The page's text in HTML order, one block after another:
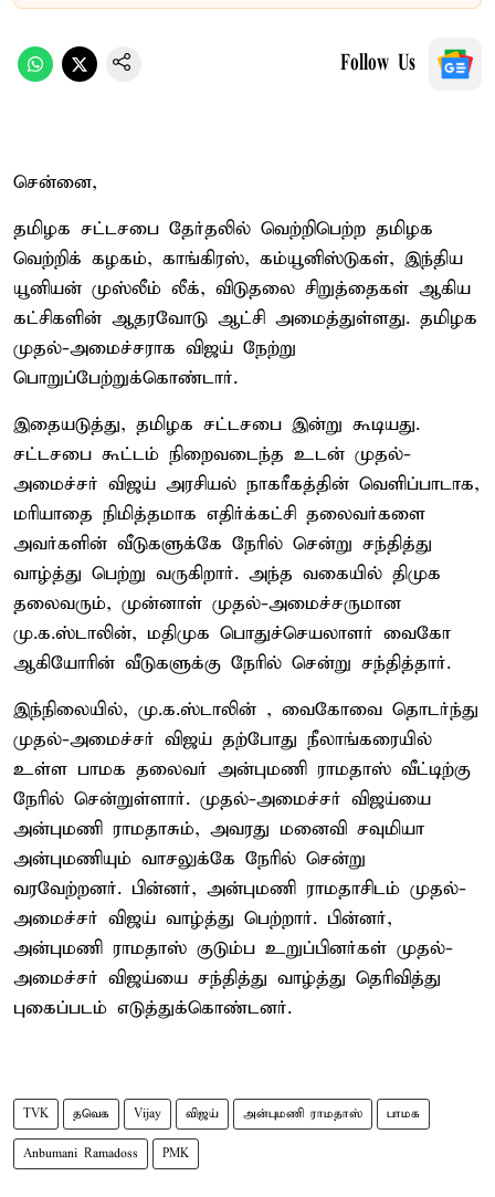
Follow Us
சென்னை,
தமிழக சட்டசபை தேர்தலில் வெற்றிபெற்ற தமிழக
வெற்றிக் கழகம், காங்கிரஸ், கம்யூனிஸ்டுகள், இந்திய
யூனியன் முஸ்லீம் லீக், விடுதலை சிறுத்தைகள் ஆகிய
கட்சிகளின் ஆதரவோடு ஆட்சி அமைத்துள்ளது. தமிழக
முதல்-அமைச்சராக விஜய் நேற்று
பொறுப்பேற்றுக்கொண்டார்.
இதையடுத்து, தமிழக சட்டசபை இன்று கூடியது.
சட்டசபை கூட்டம் நிறைவடைந்த உடன் முதல்-
அமைச்சர் விஜய் அரசியல் நாகரீகத்தின் வெளிப்பாடாக,
மரியாதை நிமித்தமாக எதிர்க்கட்சி தலைவர்களை
அவர்களின் வீடுகளுக்கே நேரில் சென்று சந்தித்து
வாழ்த்து பெற்று வருகிறார். அந்த வகையில் திமுக
தலைவரும், முன்னாள் முதல்-அமைச்சருமான
மு.க.ஸ்டாலின், மதிமுக பொதுச்செயலாளர் வைகோ
ஆகியோரின் வீடுகளுக்கு நேரில் சென்று சந்தித்தார்.
இந்நிலையில், மு.க.ஸ்டாலின் , வைகோவை தொடர்ந்து
முதல்-அமைச்சர் விஜய் தற்போது நீலாங்கரையில்
உள்ள பாமக தலைவர் அன்புமணி ராமதாஸ் வீட்டிற்கு
நேரில் சென்றுள்ளார். முதல்-அமைச்சர் விஜய்யை
அன்புமணி ராமதாசும், அவரது மனைவி சவுமியா
அன்புமணியும் வாசலுக்கே நேரில் சென்று
வரவேற்றனர். பின்னர், அன்புமணி ராமதாசிடம் முதல்-
அமைச்சர் விஜய் வாழ்த்து பெற்றார். பின்னர்,
அன்புமணி ராமதாஸ் குடும்ப உறுப்பினர்கள் முதல்-
அமைச்சர் விஜய்யை சந்தித்து வாழ்த்து தெரிவித்து
புகைப்படம் எடுத்துக்கொண்டனர்.
TVK தவெக Vijay விஜய் அன்புமணி ராமதாஸ் பாமக
Anbumani Ramadoss PMK